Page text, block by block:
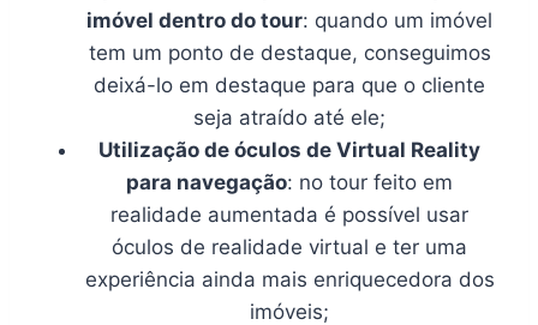
imóvel dentro do tour: quando um imóvel
tem um ponto de destaque, conseguimos
deixá-lo em destaque para que o cliente
seja atraído até ele;
Utilização de óculos de Virtual Reality
para navegação: no tour feito em
realidade aumentada é possível usar
óculos de realidade virtual e ter uma
experiência ainda mais enriquecedora dos
imóveis;